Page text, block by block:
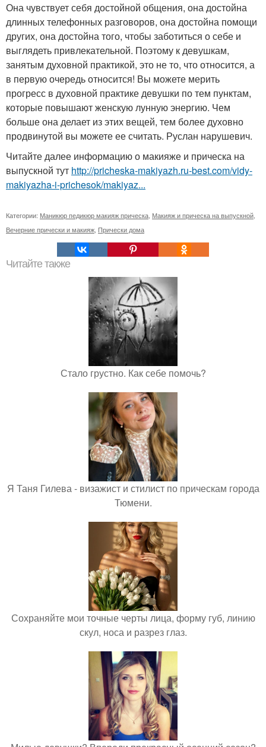
Она чувствует себя достойной общения, она достойна
длинных телефонных разговоров, она достойна помощи
других, она достойна того, чтобы заботиться о себе и
выглядеть привлекательной. Поэтому к девушкам,
занятым духовной практикой, это не то, что относится, а
в первую очередь относится! Вы можете мерить
прогресс в духовной практике девушки по тем пунктам,
которые повышают женскую лунную энергию. Чем
больше она делает из этих вещей, тем более духовно
продвинутой вы можете ее считать. Руслан нарушевич.
Читайте далее информацию о макияже и прическа на
выпускной тут http://pricheska-makiyazh.ru-best.com/vidy-
makiyazha-i-prichesok/makiyaz...
Категории: Маникюр педикюр макияж прическа, Макияж и прическа на выпускной,
Вечерние прически и макияж, Прически дома
Читайте также
Стало грустно. Как себе помочь?
Я Таня Гилева - визажист и стилист по прическам города
Тюмени.
Сохраняйте мои точные черты лица, форму губ, линию
скул, носа и разрез глаз.